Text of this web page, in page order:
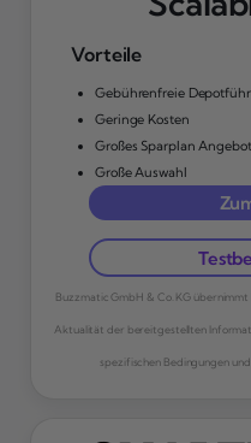
Vorteile
Gebührenfreie
Geringe Kosten
Großes Sparplan Angebot
Große Auswahl
Buzzmatic GmbH & Co. KG
Aktualität der bereitgestellten
spezifischen Bedingungen